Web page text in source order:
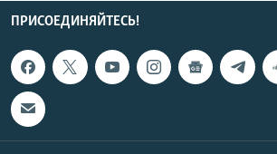
ПРИСОЕДИНЯЙТЕСЬ!